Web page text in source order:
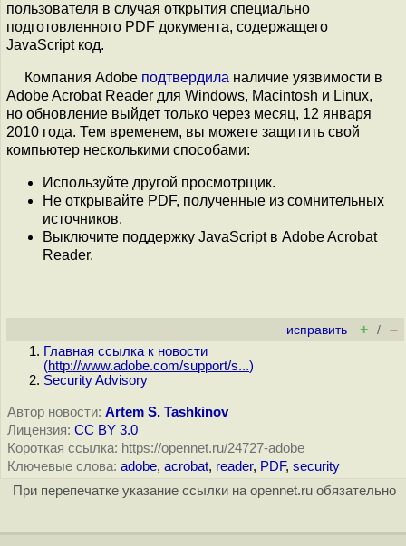
пользователя в случая открытия специально
подготовленного PDF документа, содержащего
JavaScript код.
Компания Adobe подтвердила наличие уязвимости в
Adobe Acrobat Reader для Windows, Macintosh и Linux,
но обновление выйдет только через месяц, 12 января
2010 года. Тем временем, вы можете защитить свой
компьютер несколькими способами:
Используйте другой просмотрщик.
Не открывайте PDF, полученные из сомнительных
источников.
Выключите поддержку JavaScript в Adobe Acrobat
Reader.
исправить + / –
Главная ссылка к новости
(http://www.adobe.com/support/s...)
Security Advisory
Автор новости: Artem S. Tashkinov
Лицензия: CC BY 3.0
Короткая ссылка: https://opennet.ru/24727-adobe
Ключевые слова: adobe, acrobat, reader, PDF, security
При перепечатке указание ссылки на opennet.ru обязательно